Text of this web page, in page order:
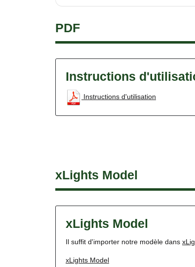
PDF
Instructions
Instructions d'utilisation
xLights Model
xLights Model
Il suffit d'importer notre modèle dans
xLights Model